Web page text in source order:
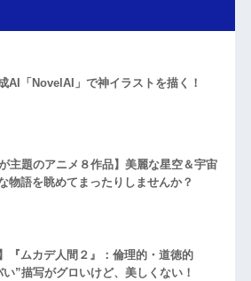
AI「NovelAI」で神イラストを描く！
が主題のアニメ８作品】美麗な星空＆宇宙
物語を眺めてまったりしませんか？
】『ムカデ人間２』：倫理的・道徳的
い”描写がグロいけど、美しくない！